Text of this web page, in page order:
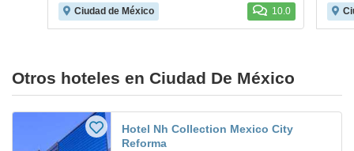
Ciudad de México 10.0
Otros hoteles en Ciudad De México
Hotel Nh Collection Mexico City
Reforma